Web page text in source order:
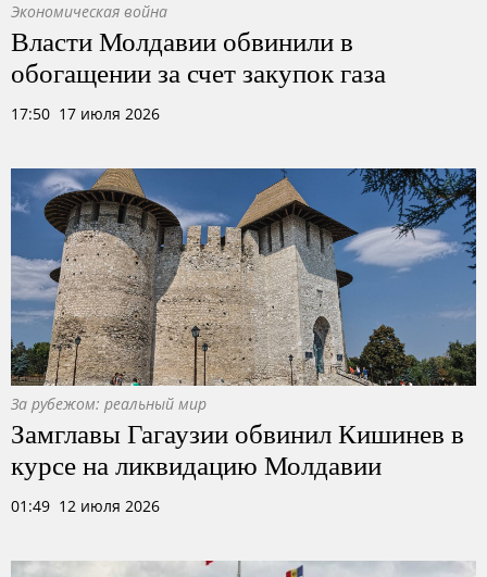
Экономическая война
Власти Молдавии обвинили в
обогащении за счет закупок газа
17:50 17 июля 2026
За рубежом: реальный мир
Замглавы Гагаузии обвинил Кишинев в
курсе на ликвидацию Молдавии
01:49 12 июля 2026